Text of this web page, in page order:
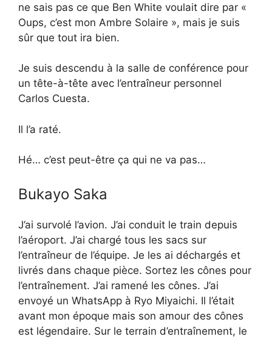
ne sais pas ce que Ben White voulait dire par «
Oups, c’est mon Ambre Solaire », mais je suis
sûr que tout ira bien.
Je suis descendu à la salle de conférence pour
un tête-à-tête avec l’entraîneur personnel
Carlos Cuesta.
Il l’a raté.
Hé… c’est peut-être ça qui ne va pas…
Bukayo Saka
J’ai survolé l’avion. J’ai conduit le train depuis
l’aéroport. J’ai chargé tous les sacs sur
l’entraîneur de l’équipe. Je les ai déchargés et
livrés dans chaque pièce. Sortez les cônes pour
l’entraînement. J’ai ramené les cônes. J’ai
envoyé un WhatsApp à Ryo Miyaichi. Il l’était
avant mon époque mais son amour des cônes
est légendaire. Sur le terrain d’entraînement, le